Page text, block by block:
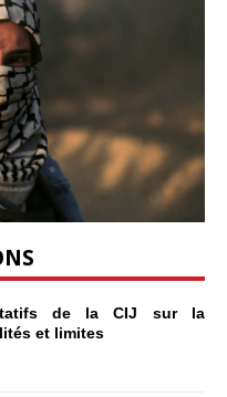
de la CIJ sur la
et limites